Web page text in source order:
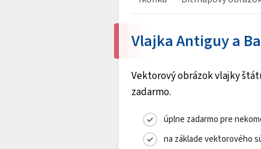
Vlajka Antiguy a
Vektorový obrázok vlajky
zadarmo.
úplne zadarmo pre
na základe vektorového